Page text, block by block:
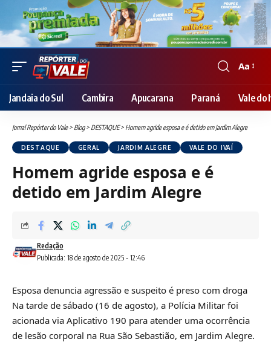
Font
Resizer
Aa
Jandaia do Sul Cambira Apucarana Paraná Vale do
Jornal Repórter do Vale> Blog> DESTAQUE> Homem agride esposa e é detido em Jardim Alegre
DESTAQUE GERAL JARDIM ALEGRE VALE DO IVAÍ
Homem agride esposa e é
detido em Jardim Alegre
Publicada: 18 de agosto de 2025 - 12:46
Redação
Esposa denuncia agressão e suspeito é preso com droga
Na tarde de sábado (16 de agosto), a Polícia Militar foi
acionada via Aplicativo 190 para atender uma ocorrência
de lesão corporal na Rua São Sebastião, em Jardim Alegre.